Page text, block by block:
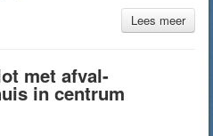
Lees meer
met afval-
in centrum